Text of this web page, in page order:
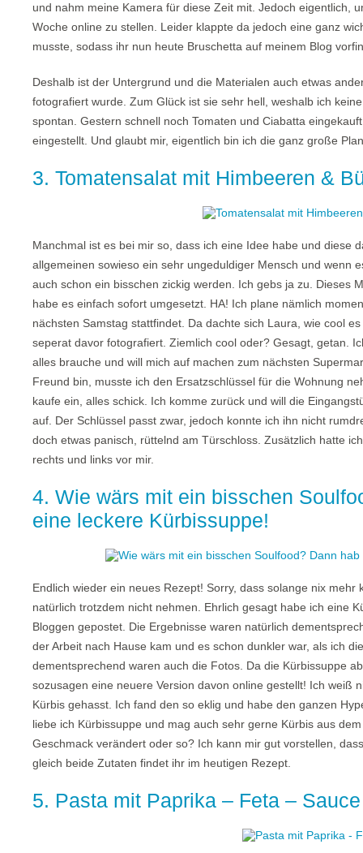
und nahm meine Kamera für diese Zeit mit. Jedoch eigentlich,
Woche online zu stellen. Leider klappte da jedoch eine ganz
musste, sodass ihr nun heute Bruschetta auf meinem Blog
Deshalb ist der Untergrund und die Materialen auch etwas
fotografiert wurde. Zum Glück ist sie sehr hell, weshalb ich
spontan. Gestern schnell noch Tomaten und Ciabatta
eingestellt. Und glaubt mir, eigentlich bin ich die ganz große
3. Tomatensalat mit Himbeeren &
Manchmal ist es bei mir so, dass ich eine Idee habe und diese
allgemeinen sowieso ein sehr ungeduldiger Mensch und wenn
auch schon ein bisschen zickig werden. Ich gebs ja zu. Dieses
habe es einfach sofort umgesetzt. HA! Ich plane nämlich
nächsten Samstag stattfindet. Da dachte sich Laura, wie cool
seperat davor fotografiert. Ziemlich cool oder? Gesagt, getan.
alles brauche und will mich auf machen zum nächsten
Freund bin, musste ich den Ersatzschlüssel für die Wohnung
kaufe ein, alles schick. Ich komme zurück und will die
auf. Der Schlüssel passt zwar, jedoch konnte ich ihn nicht
doch etwas panisch, rüttelnd am Türschloss. Zusätzlich hatte
rechts und links vor mir.
4. Wie wärs mit ein bisschen
eine leckere Kürbissuppe!
Endlich wieder ein neues Rezept! Sorry, dass solange nix
natürlich trotzdem nicht nehmen. Ehrlich gesagt habe ich eine
Bloggen gepostet. Die Ergebnisse waren natürlich
der Arbeit nach Hause kam und es schon dunkler war, als ich
dementsprechend waren auch die Fotos. Da die Kürbissuppe
sozusagen eine neuere Version davon online gestellt! Ich weiß
Kürbis gehasst. Ich fand den so eklig und habe den ganzen
liebe ich Kürbissuppe und mag auch sehr gerne Kürbis aus
Geschmack verändert oder so? Ich kann mir gut vorstellen,
gleich beide Zutaten findet ihr im heutigen Rezept.
5. Pasta mit Paprika – Feta – Sauce